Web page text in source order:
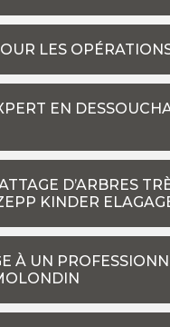
LES
EN
D’ARBRES
KINDER
À UN